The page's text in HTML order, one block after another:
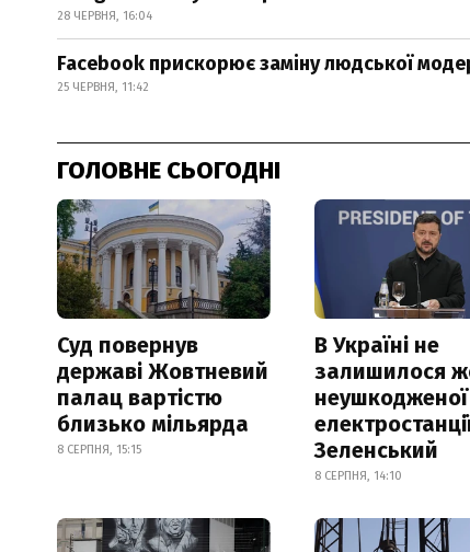
28 ЧЕРВНЯ, 16:04
Facebook прискорює заміну людської
25 ЧЕРВНЯ, 11:42
ГОЛОВНЕ СЬОГОДНІ
Суд повернув
державі Жовтневий
палац вартістю
близько мільярда
8 СЕРПНЯ, 15:15
В Україні не
залишилося
неушкодженої
Зеленський
8 СЕРПНЯ, 14:10